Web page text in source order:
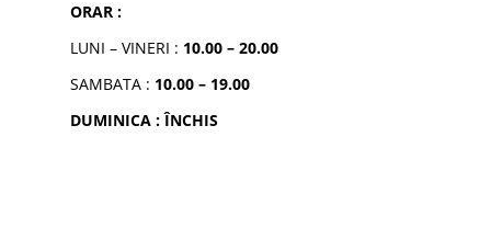
ORAR :
LUNI – VINERI : 10.00 – 20.00
SAMBATA : 10.00 – 19.00
DUMINICA : ÎNCHIS